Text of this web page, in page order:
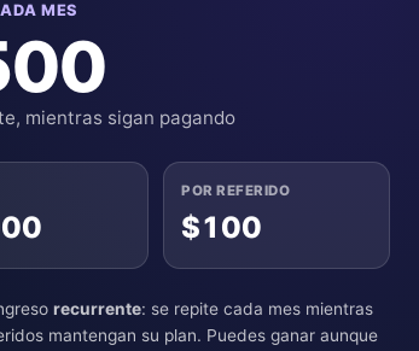
MES
mientras sigan pagando
POR REFERIDO
$100
recurrente: se repite cada mes mientras
mantengan su plan. Puedes ganar aunque